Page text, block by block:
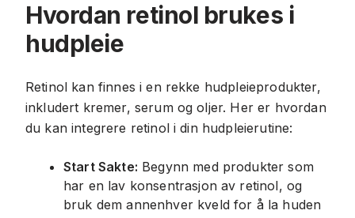
Hvordan retinol brukes i
hudpleie
Retinol kan finnes i en rekke hudpleieprodukter,
inkludert kremer, serum og oljer. Her er hvordan
du kan integrere retinol i din hudpleierutine:
Start Sakte: Begynn med produkter som
har en lav konsentrasjon av retinol, og
bruk dem annenhver kveld for å la huden